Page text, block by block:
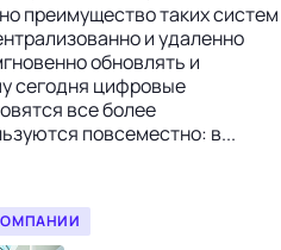
преимущество таких систем
и удаленно
обновлять и
сегодня цифровые
все более
повсеместно: в...